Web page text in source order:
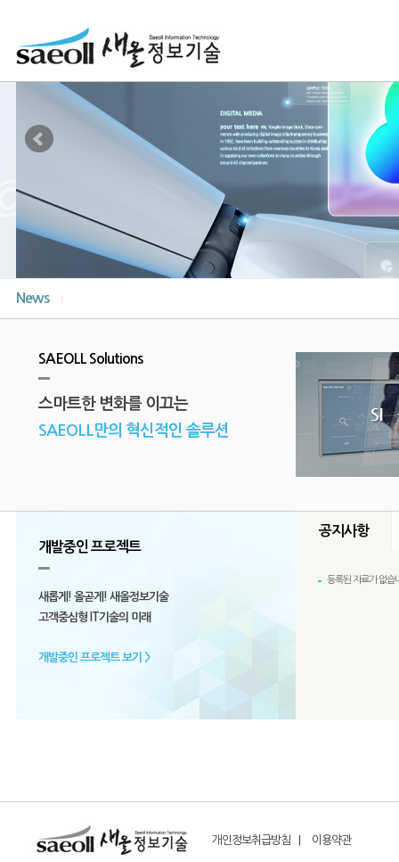
News
SAEOLL Solutions
스마트한 변화를 이끄는
SAEOLL만의 혁신적인 솔루션
개발중인 프로젝트
새롭게! 올곧게! 새올정보기술
고객중심형 IT기술의 미래
개발중인 프로젝트 보기 >
공지사항
등록된 자료가 없습
등록된 자료
개인정보취급방침 | 이용약관